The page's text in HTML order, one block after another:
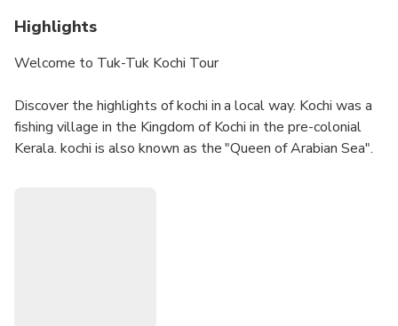
Highlights
Welcome to Tuk-Tuk Kochi Tour
Discover the highlights of kochi in a local way. Kochi was a
fishing village in the Kingdom of Kochi in the pre-colonial
Kerala. kochi is also known as the "Queen of Arabian Sea".